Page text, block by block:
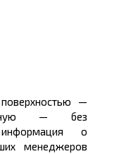
—
— без
о
менеджеров